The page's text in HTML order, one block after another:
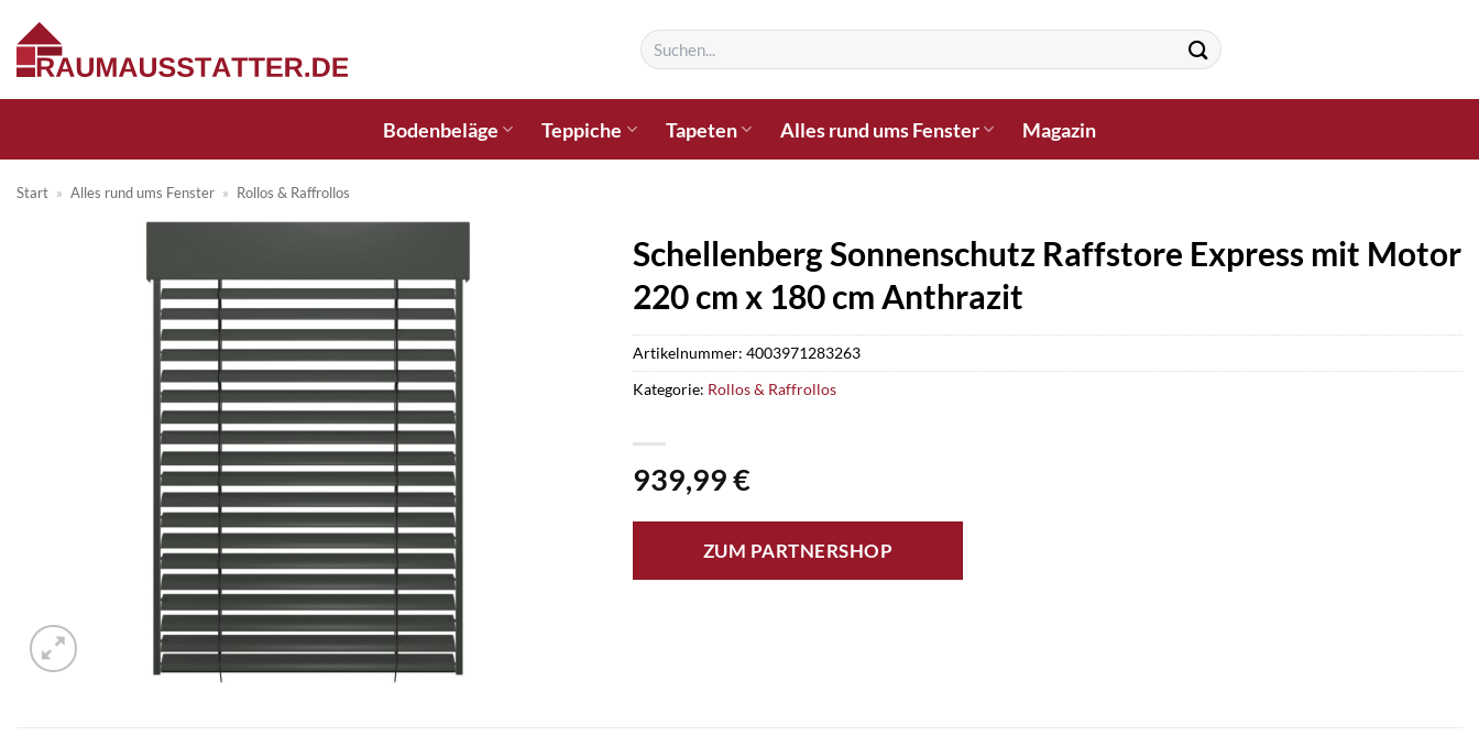
Inhalt
springen
Suchen
nach:
Bodenbeläge Teppiche Tapeten Alles rund ums Fenster Magazin
Start » Alles rund ums Fenster » Rollos & Raffrollos
Schellenberg Sonnenschutz Raffstore Express mit Motor
220 cm x 180 cm Anthrazit
939,99€
ZUM PARTNERSHOP
Artikelnummer: 4003971283263
Kategorie: Rollos & Raffrollos